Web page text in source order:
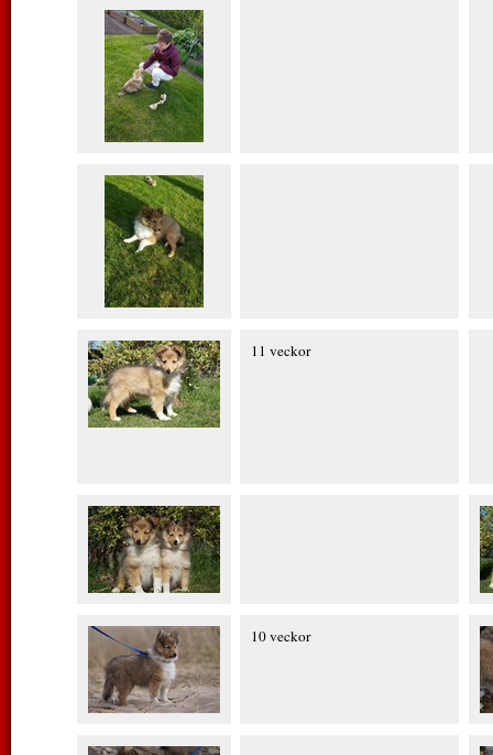
11 veckor
10 veckor